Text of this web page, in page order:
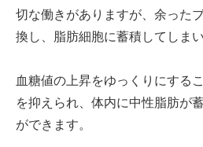
切な働きがありますが、余った
換し、脂肪細胞に蓄積してしまい
血糖値の上昇をゆっくりにする
を抑えられ、体内に中性脂肪が
ができます。